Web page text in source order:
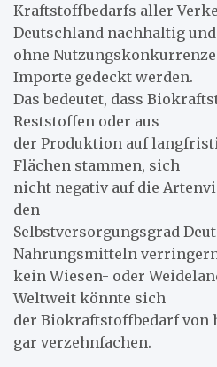
Kraftstoffbedarfs aller
Deutschland nachhaltig und
ohne
Importe gedeckt werden.
Das bedeutet, dass
Reststoffen oder aus
der Produktion auf
Flächen stammen, sich
nicht negativ auf die
den
Selbstversorgungsgrad
Nahrungsmitteln
kein Wiesen- oder
Weltweit könnte sich
der Biokraftstoffbedarf von
gar verzehnfachen.